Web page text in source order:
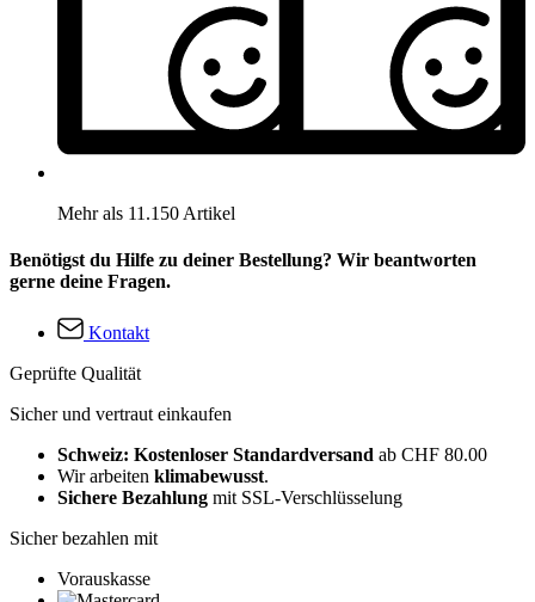
Mehr als 11.150 Artikel
Benötigst du Hilfe zu deiner Bestellung? Wir beantworten
gerne deine Fragen.
Kontakt
Geprüfte Qualität
Sicher und vertraut einkaufen
Schweiz: Kostenloser Standardversand ab CHF 80.00
Wir arbeiten klimabewusst.
Sichere Bezahlung mit SSL-Verschlüsselung
Sicher bezahlen mit
Vorauskasse